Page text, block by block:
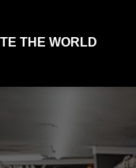
THE WORLD